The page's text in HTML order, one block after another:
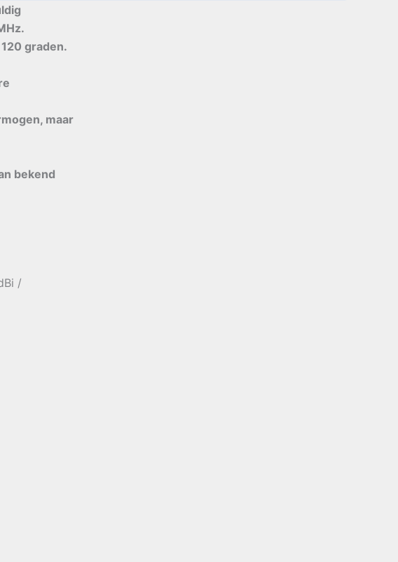
graden.
maar
​​bekend
/